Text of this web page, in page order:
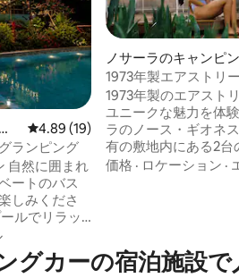
価
レビュー19件、5つ星中4.89つ星
4.89 (19)
ランピング
ートのバス
しみくださ
ープに最適
2階エリアが
ノサーラのキャンピ
ー・RV
1973年製エアストリ
歩5分
1973年製のエアスト
ユニークな魅力を体
ラのノース・ギオネ
有の敷地内にある2台
アストリームのうちの1台で
@AirstreamByTheSea この居心地の
宿泊先を予約するか
価格 · ロケーション ·
グカーの宿泊施設